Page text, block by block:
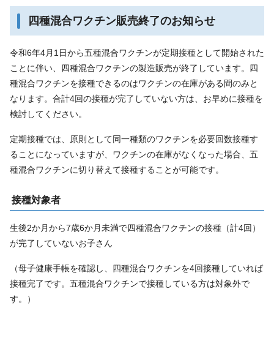
四種混合ワクチン販売終了のお知らせ
令和6年4月1日から五種混合ワクチンが定期接種として開始された
ことに伴い、四種混合ワクチンの製造販売が終了しています。四
種混合ワクチンを接種できるのはワクチンの在庫がある間のみと
なります。合計4回の接種が完了していない方は、お早めに接種を
検討してください。
定期接種では、原則として同一種類のワクチンを必要回数接種す
ることになっていますが、ワクチンの在庫がなくなった場合、五
種混合ワクチンに切り替えて接種することが可能です。
接種対象者
生後2か月から7歳6か月未満で四種混合ワクチンの接種（計4回）
が完了していないお子さん
（母子健康手帳を確認し、四種混合ワクチンを4回接種していれば
接種完了です。五種混合ワクチンで接種している方は対象外で
す。）